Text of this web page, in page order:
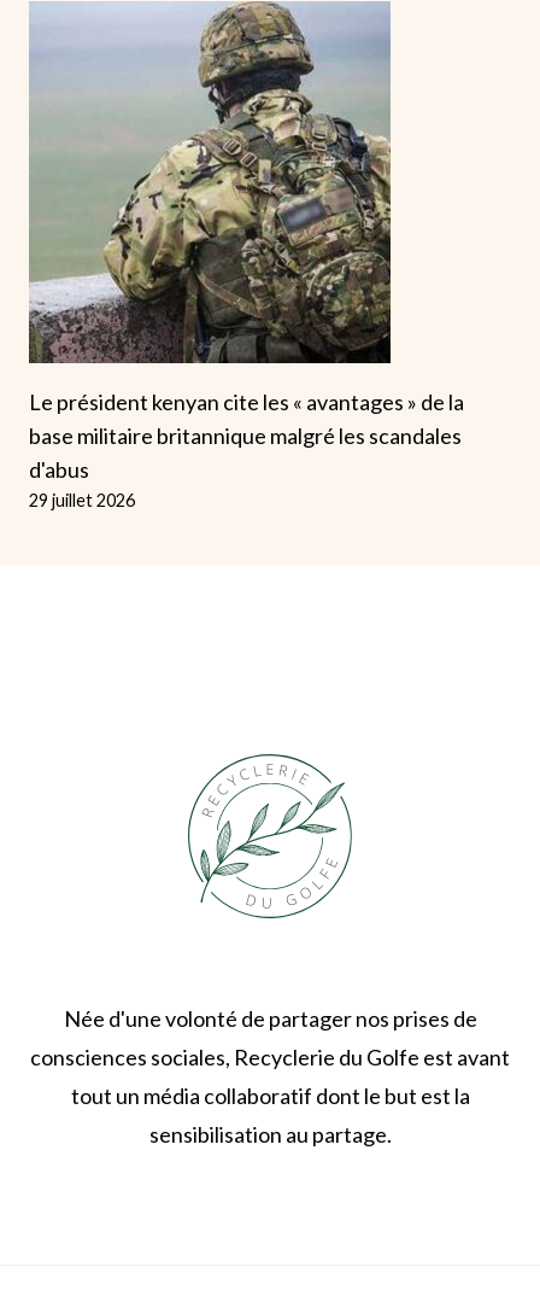
Le président kenyan cite les « avantages » de la
base militaire britannique malgré les scandales
d'abus
29 juillet 2026
Née d'une volonté de partager nos prises de
consciences sociales, Recyclerie du Golfe est avant
tout un média collaboratif dont le but est la
sensibilisation au partage.